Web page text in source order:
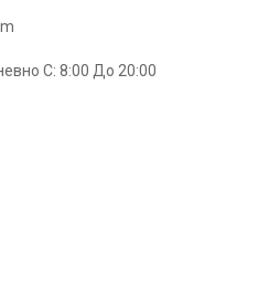
С: 8:00 До 20:00